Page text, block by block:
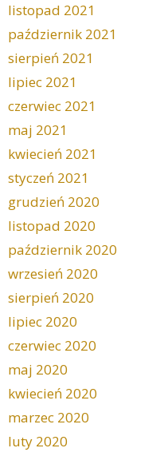
listopad 2021
październik 2021
sierpień 2021
lipiec 2021
czerwiec 2021
maj 2021
kwiecień 2021
styczeń 2021
grudzień 2020
listopad 2020
październik 2020
wrzesień 2020
sierpień 2020
lipiec 2020
czerwiec 2020
maj 2020
kwiecień 2020
marzec 2020
luty 2020